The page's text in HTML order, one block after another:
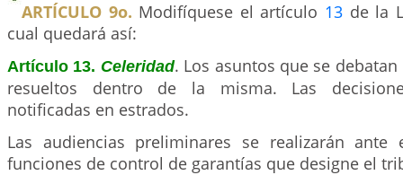
ARTÍCULO 9o. Modifíquese el artículo 13de la
cual quedará así:
Artículo 13. Celeridad. Los asuntos que se
resueltos dentro de la misma. Las
notificadas en estrados.
Las audiencias preliminares se realizarán ante
funciones de control de garantías que designe el